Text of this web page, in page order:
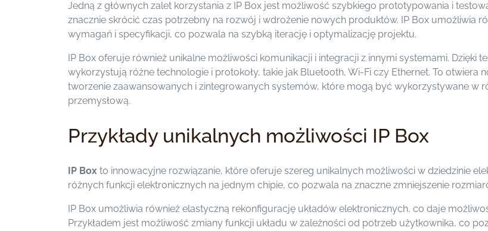
Jedną z głównych zalet korzystania z IP Box jest możliwość szybkiego prototypowania i
znacznie skrócić czas potrzebny na rozwój i wdrożenie nowych produktów. IP Box umożliwia
wymagań i specyfikacji, co pozwala na szybką iterację i optymalizację projektu.
IP Box oferuje również unikalne możliwości komunikacji i integracji z innymi systemami. Dzięki
wykorzystują różne technologie i protokoły, takie jak Bluetooth, Wi-Fi czy Ethernet. To otwiera
tworzenie zaawansowanych i zintegrowanych systemów, które mogą być wykorzystywane w
przemysłową.
Przykłady unikalnych możliwości IP Box
IP Box to innowacyjne rozwiązanie, które oferuje szereg unikalnych możliwości w dziedzinie
różnych funkcji elektronicznych na jednym chipie, co pozwala na znaczne zmniejszenie
IP Box umożliwia również elastyczną rekonfigurację układów elektronicznych, co daje
Przykładem jest możliwość zmiany funkcji układu w zależności od potrzeb użytkownika, co